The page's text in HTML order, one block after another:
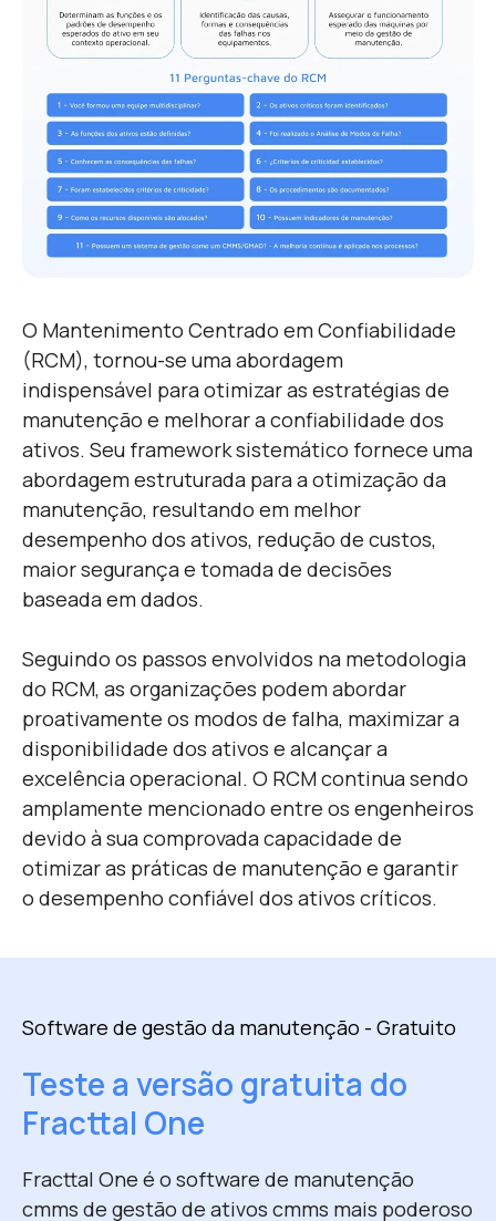
O Mantenimento Centrado em Confiabilidade
(RCM), tornou-se uma abordagem
indispensável para otimizar as estratégias de
manutenção e melhorar a confiabilidade dos
ativos. Seu framework sistemático fornece uma
abordagem estruturada para a otimização da
manutenção, resultando em melhor
desempenho dos ativos, redução de custos,
maior segurança e tomada de decisões
baseada em dados.
Seguindo os passos envolvidos na metodologia
do RCM, as organizações podem abordar
proativamente os modos de falha, maximizar a
disponibilidade dos ativos e alcançar a
excelência operacional. O RCM continua sendo
amplamente mencionado entre os engenheiros
devido à sua comprovada capacidade de
otimizar as práticas de manutenção e garantir
o desempenho confiável dos ativos críticos.
Software de gestão da manutenção - Gratuito
Teste a versão gratuita do
Fracttal One
Fracttal One é o software de manutenção
cmms de gestão de ativos cmms mais poderoso